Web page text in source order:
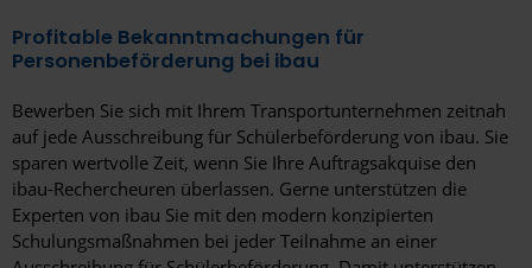
Profitable Bekanntmachungen für
Personenbeförderung bei ibau
Bewerben Sie sich mit Ihrem Transportunternehmen zeitnah
auf jede Ausschreibung für Schülerbeförderung von ibau. Sie
sparen wertvolle Zeit, wenn Sie Ihre Auftragsakquise den
ibau-Rechercheuren überlassen. Gerne unterstützen die
Experten von ibau Sie mit den modern konzipierten
Schulungsmaßnahmen bei jeder Teilnahme an einer